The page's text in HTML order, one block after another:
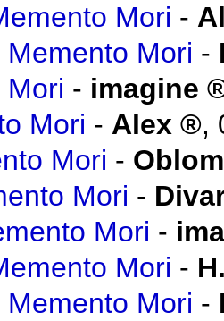
Mori -
Memento Mori -
Mori - imagine
Mori - Alex ,
Mori -
Mori -
Mori -
Mori -
Memento Mori -